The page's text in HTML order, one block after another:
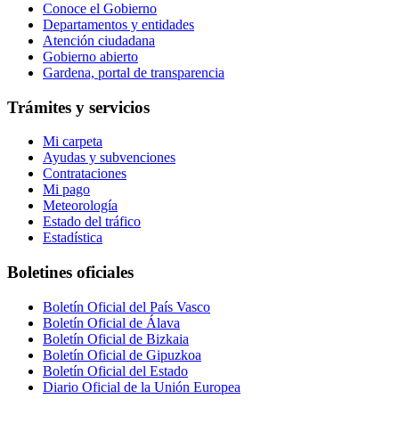
Conoce el Gobierno
Departamentos y entidades
Atención ciudadana
Gobierno abierto
Gardena, portal de transparencia
Trámites y servicios
Mi carpeta
Ayudas y subvenciones
Contrataciones
Mi pago
Meteorología
Estado del tráfico
Estadística
Boletines oficiales
Boletín Oficial del País Vasco
Boletín Oficial de Álava
Boletín Oficial de Bizkaia
Boletín Oficial de Gipuzkoa
Boletín Oficial del Estado
Diario Oficial de la Unión Europea